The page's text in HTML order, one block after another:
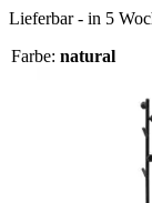
Lieferbar - in 5
Farbe: natural